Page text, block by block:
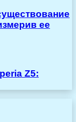
ее
Z5: